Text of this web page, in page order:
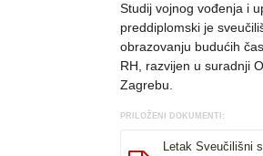
Studij vojnog vođenja i
preddiplomski je
obrazovanju budućih
RH, razvijen u suradnji
Zagrebu.
PRILOŽENI DOKUMENTI:
Letak Sveučilišni